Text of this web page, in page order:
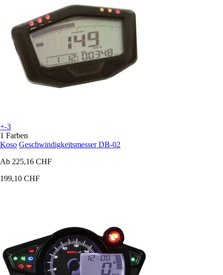
+-3
1 Farben
Koso Geschwindigkeitsmesser DB-02
Ab 225,16 CHF
199,10 CHF